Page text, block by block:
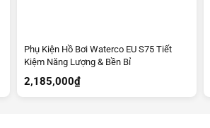
Phụ Kiện Hồ Bơi Waterco EU S75 Tiết
Kiệm Năng Lượng & Bền Bỉ
2,185,000₫